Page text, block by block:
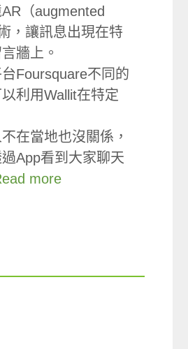
（augmented
，讓訊息出現在特
牆上。
Foursquare不同的
利用Wallit在特定
在當地也沒關係，
App看到大家聊天
more